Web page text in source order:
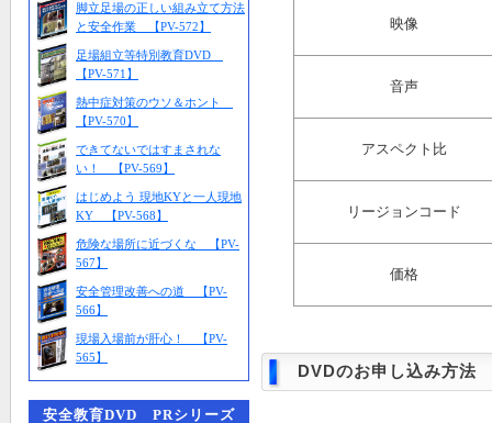
脚立足場の正しい組み立て方法
と安全作業 【PV-572】
足場組立等特別教育DVD
【PV-571】
熱中症対策のウソ＆ホント
【PV-570】
できてないではすまされな
い！ 【PV-569】
はじめよう 現地KYと一人現地
KY 【PV-568】
危険な場所に近づくな 【PV-
567】
安全管理改善への道 【PV-
566】
現場入場前が肝心！ 【PV-
565】
安全教育DVD PRシリーズ
映像
音声
アスペクト比
リージョンコード
価格
DVDのお申し込み方法